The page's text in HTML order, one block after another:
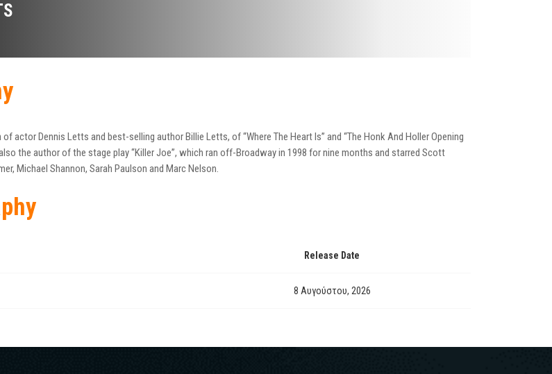
actor Dennis Letts and best-selling author Billie Letts, of “Where The Heart Is” and “The Honk And Holler Opening
the author of the stage play “Killer Joe”, which ran off-Broadway in 1998 for nine months and starred Scott
Michael Shannon, Sarah Paulson and Marc Nelson.
Release Date
8 Αυγούστου, 2026